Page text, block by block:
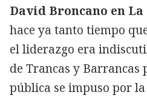
David Broncano en La
hace ya tanto tiempo
el liderazgo era
de Trancas y Barrancas
pública se impuso por